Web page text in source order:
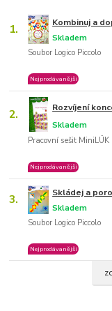
1. Kombinuj a
Soubor Logico Piccolo
Skladem
Nejprodávanější
2. Rozvíjení
Pracovní sešit MiniLÜK
Skladem
Nejprodávanější
3. Skládej a
Soubor Logico Piccolo
Skladem
Nejprodávanější